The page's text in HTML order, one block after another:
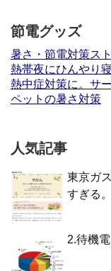
節電グッズ
暑さ・節電対策ス
熱帯夜にひんやり
熱中症対策に。サ
ペットの暑さ対策
人気記事
東京ガ
すぎる。
2.待機